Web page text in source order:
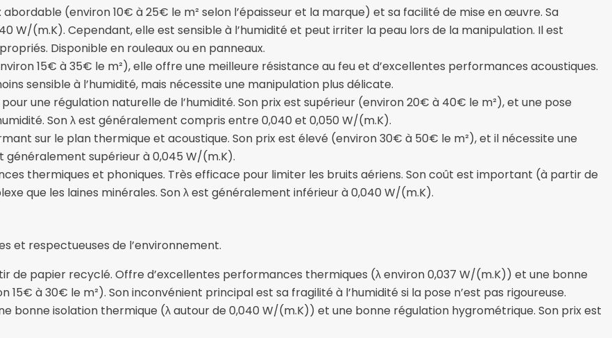
(environ 10€ à 25€ le m² selon l’épaisseur et la marque) et sa facilité de mise en œuvre. Sa
W/(m.K). Cependant, elle est sensible à l’humidité et peut irriter la peau lors de la manipulation. Il est
Disponible en rouleaux ou en panneaux.
15€ à 35€ le m²), elle offre une meilleure résistance au feu et d’excellentes performances acoustiques.
sensible à l’humidité, mais nécessite une manipulation plus délicate.
une régulation naturelle de l’humidité. Son prix est supérieur (environ 20€ à 40€ le m²), et une pose
Son λ est généralement compris entre 0,040 et 0,050 W/(m.K).
sur le plan thermique et acoustique. Son prix est élevé (environ 30€ à 50€ le m²), et il nécessite une
supérieur à 0,045 W/(m.K).
thermiques et phoniques. Très efficace pour limiter les bruits aériens. Son coût est important (à partir de
que les laines minérales. Son λ est généralement inférieur à 0,040 W/(m.K).
et respectueuses de l’environnement.
de papier recyclé. Offre d’excellentes performances thermiques (λ environ 0,037 W/(m.K)) et une bonne
à 30€ le m²). Son inconvénient principal est sa fragilité à l’humidité si la pose n’est pas rigoureuse.
bonne isolation thermique (λ autour de 0,040 W/(m.K)) et une bonne régulation hygrométrique. Son prix est